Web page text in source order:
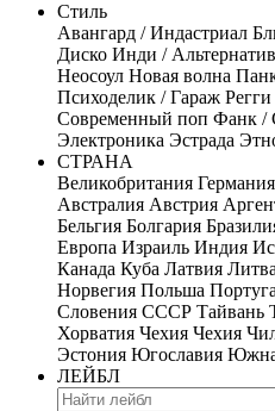
Стиль
Авангард / Индастриал
Диско Инди /
Неосоул Новая волна
Психоделик / Гараж Регги
Современный поп Фанк /
Электроника Эстрада
СТРАНА
Великобритания Германия
Австралия Австрия
Бельгия Болгария
Европа Израиль Индия
Канада Куба Латвия Литва
Норвегия Польша
Словения СССР Тайвань
Хорватия Чехия Чехия
Эстония Югославия
ЛЕЙБЛ